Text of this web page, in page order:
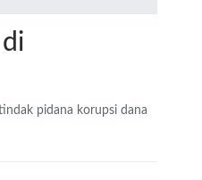
pidana korupsi dana